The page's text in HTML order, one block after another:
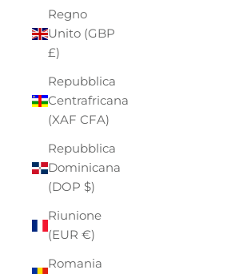
Regno
Unito (GBP
£)
Repubblica
Centrafricana
(XAF CFA)
Repubblica
Dominicana
(DOP $)
Riunione
(EUR €)
Romania